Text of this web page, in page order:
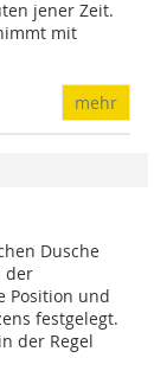
jener Zeit.
mit
mehr
Dusche
der
Position und
festgelegt.
der Regel